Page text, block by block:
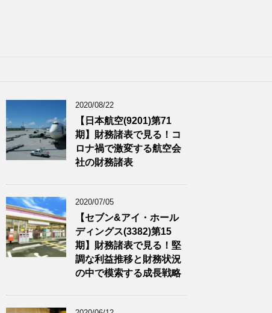
2020/08/22
【日本航空(9201)第71
期】財務諸表で見る！コ
ロナ禍で激変する航空会
社の財務諸表
2020/07/05
【セブン&アイ・ホール
ディングス(3382)第15
期】財務諸表で見る！堅
調な利益推移と財務状況
の中で模索する成長戦略